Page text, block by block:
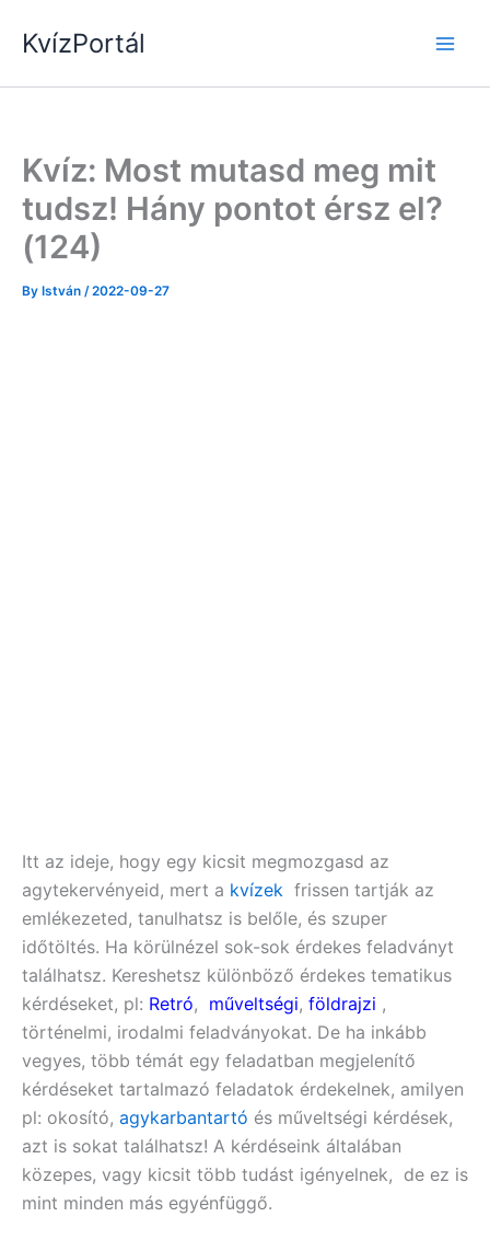
KvízPortál
Kvíz: Most mutasd meg mit
tudsz! Hány pontot érsz el?
(124)
By István /2022-09-27
Itt az ideje, hogy egy kicsit megmozgasd az
agytekervényeid, mert a kvízek frissen tartják az
emlékezeted, tanulhatsz is belőle, és szuper
időtöltés. Ha körülnézel sok-sok érdekes feladványt
találhatsz. Kereshetsz különböző érdekes tematikus
kérdéseket, pl: Retró, műveltségi, földrajzi ,
történelmi, irodalmi feladványokat. De ha inkább
vegyes, több témát egy feladatban megjelenítő
kérdéseket tartalmazó feladatok érdekelnek, amilyen
pl: okosító, agykarbantartó és műveltségi kérdések,
azt is sokat találhatsz! A kérdéseink általában
közepes, vagy kicsit több tudást igényelnek, de ez is
mint minden más egyénfüggő.